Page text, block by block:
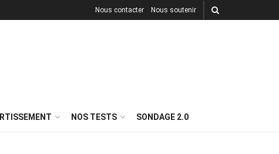
Nous contacter Nous soutenir
NOS TESTS SONDAGE 2.0